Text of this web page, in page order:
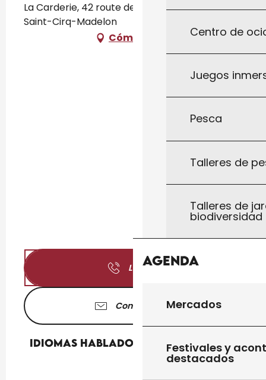
Centro de
Juegos
Pesca
Talleres de
Talleres de
biodiversidad
Agenda
Mercados
Festivales y
destacados
La Carderie, 42 route des Combes, 46300
Saint-Cirq-Madelon
Cómo llegar
Llamar
Contáctenos
Idiomas hablados
Idiomas hablados